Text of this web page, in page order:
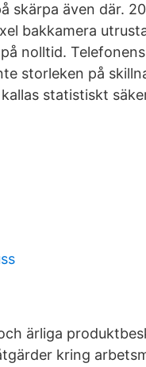
skärpa även där.
bakkamera
nolltid.
storleken på
statistiskt
ärliga
kring